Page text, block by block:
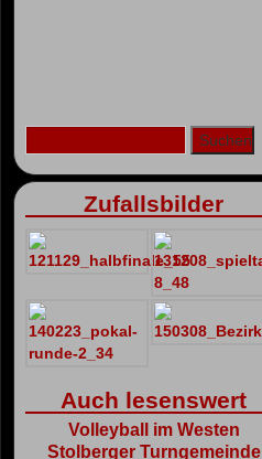
Zufallsbilder
Auch lesenswert
Volleyball im Westen
Stolberger Turngemeinde